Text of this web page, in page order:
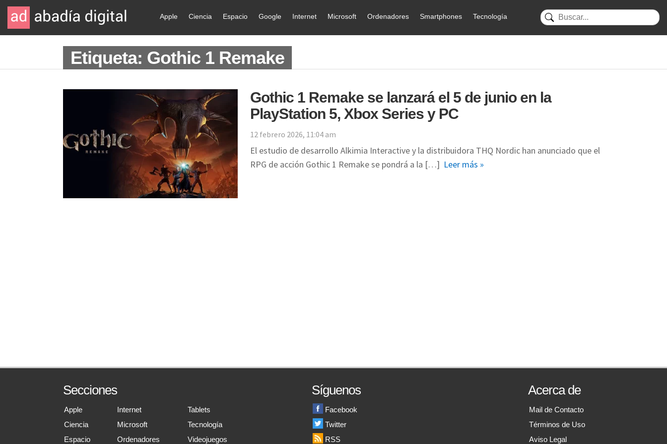
Apple Ciencia Espacio Google Internet Microsoft Ordenadores Smartphones Tecnología
Etiqueta: Gothic 1 Remake
Gothic 1 Remake se lanzará el 5 de junio en la
PlayStation 5, Xbox Series y PC
12 febrero 2026, 11:04 am
El estudio de desarrollo Alkimia Interactive y la distribuidora THQ Nordic han anunciado que el
RPG de acción Gothic 1 Remake se pondrá a la […] Leer más »
Secciones
Apple
Ciencia
Espacio
Internet
Microsoft
Ordenadores
Tablets
Tecnología
Videojuegos
Síguenos
Facebook
Twitter
RSS
Acerca de
Mail de Contacto
Términos de Uso
Aviso Legal